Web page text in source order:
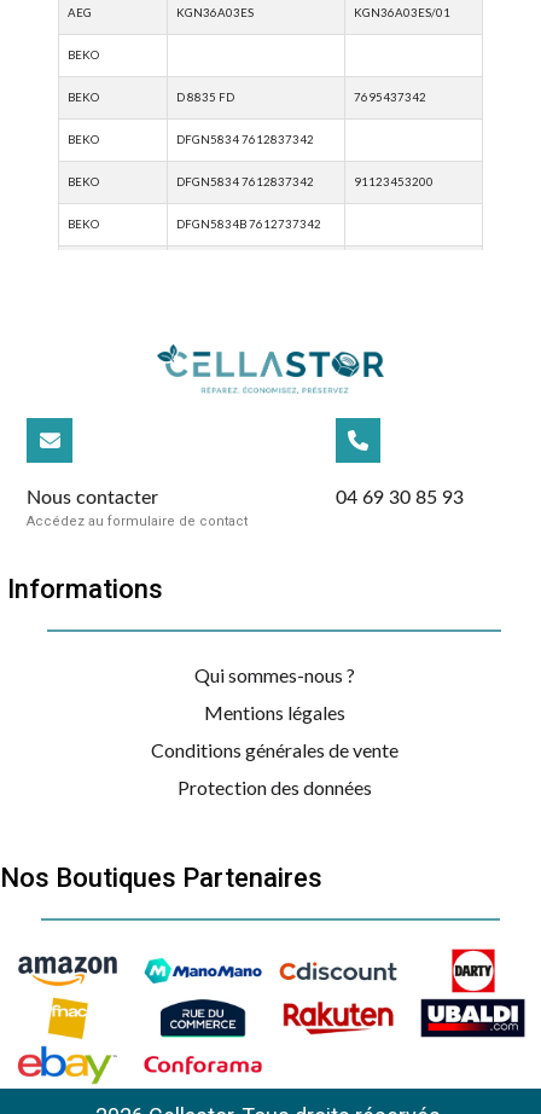
Nous contacter
Accédez au formulaire de contact
04 69 30 85 93
Informations
Qui sommes-nous ?
Mentions légales
Conditions générales de vente
Protection des données
Nos Boutiques Partenaires